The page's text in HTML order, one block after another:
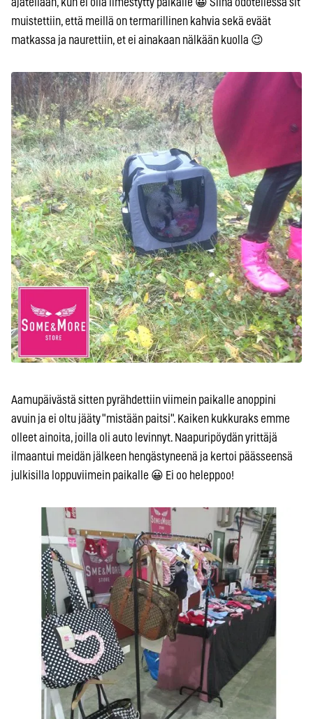
ajatellaan, kun ei olla ilmestytty paikalle 😀 Siinä odotellessa sit
muistettiin, että meillä on termarillinen kahvia sekä eväät
matkassa ja naurettiin, et ei ainakaan nälkään kuolla 😉
Aamupäivästä sitten pyrähdettiin viimein paikalle anoppini
avuin ja ei oltu jääty "mistään paitsi". Kaiken kukkuraks emme
olleet ainoita, joilla oli auto levinnyt. Naapuripöydän yrittäjä
ilmaantui meidän jälkeen hengästyneenä ja kertoi päässeensä
julkisilla loppuviimein paikalle 😀 Ei oo heleppoo!